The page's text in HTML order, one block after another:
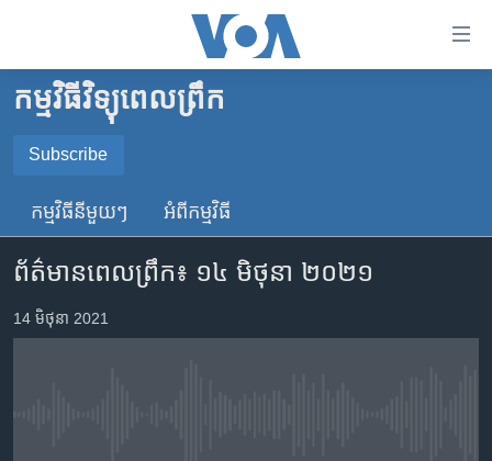
គេហទំព័រ​
ទាក់ទង
រំលង​
ទំព័រ​
ព័ត៌មាន​​
តែ​
ម្តង
កម្ពុជា
អន្តរជាតិ
ចិន
ហេឡូវីអូអេ
កម្ពុជាច្នៃប្រតិដ្ឋ
កម្មវិធីវិទ្យុពេលព្រឹក
Subscribe
SUBSCRIBE
YouTube Music
កម្មវិធី​នីមួយៗ អំពី​កម្មវិធី​
ព័ត៌មាន​ពេល​ព្រឹក៖ ១៤ មិថុនា ២០២១
14 មិថុនា 2021